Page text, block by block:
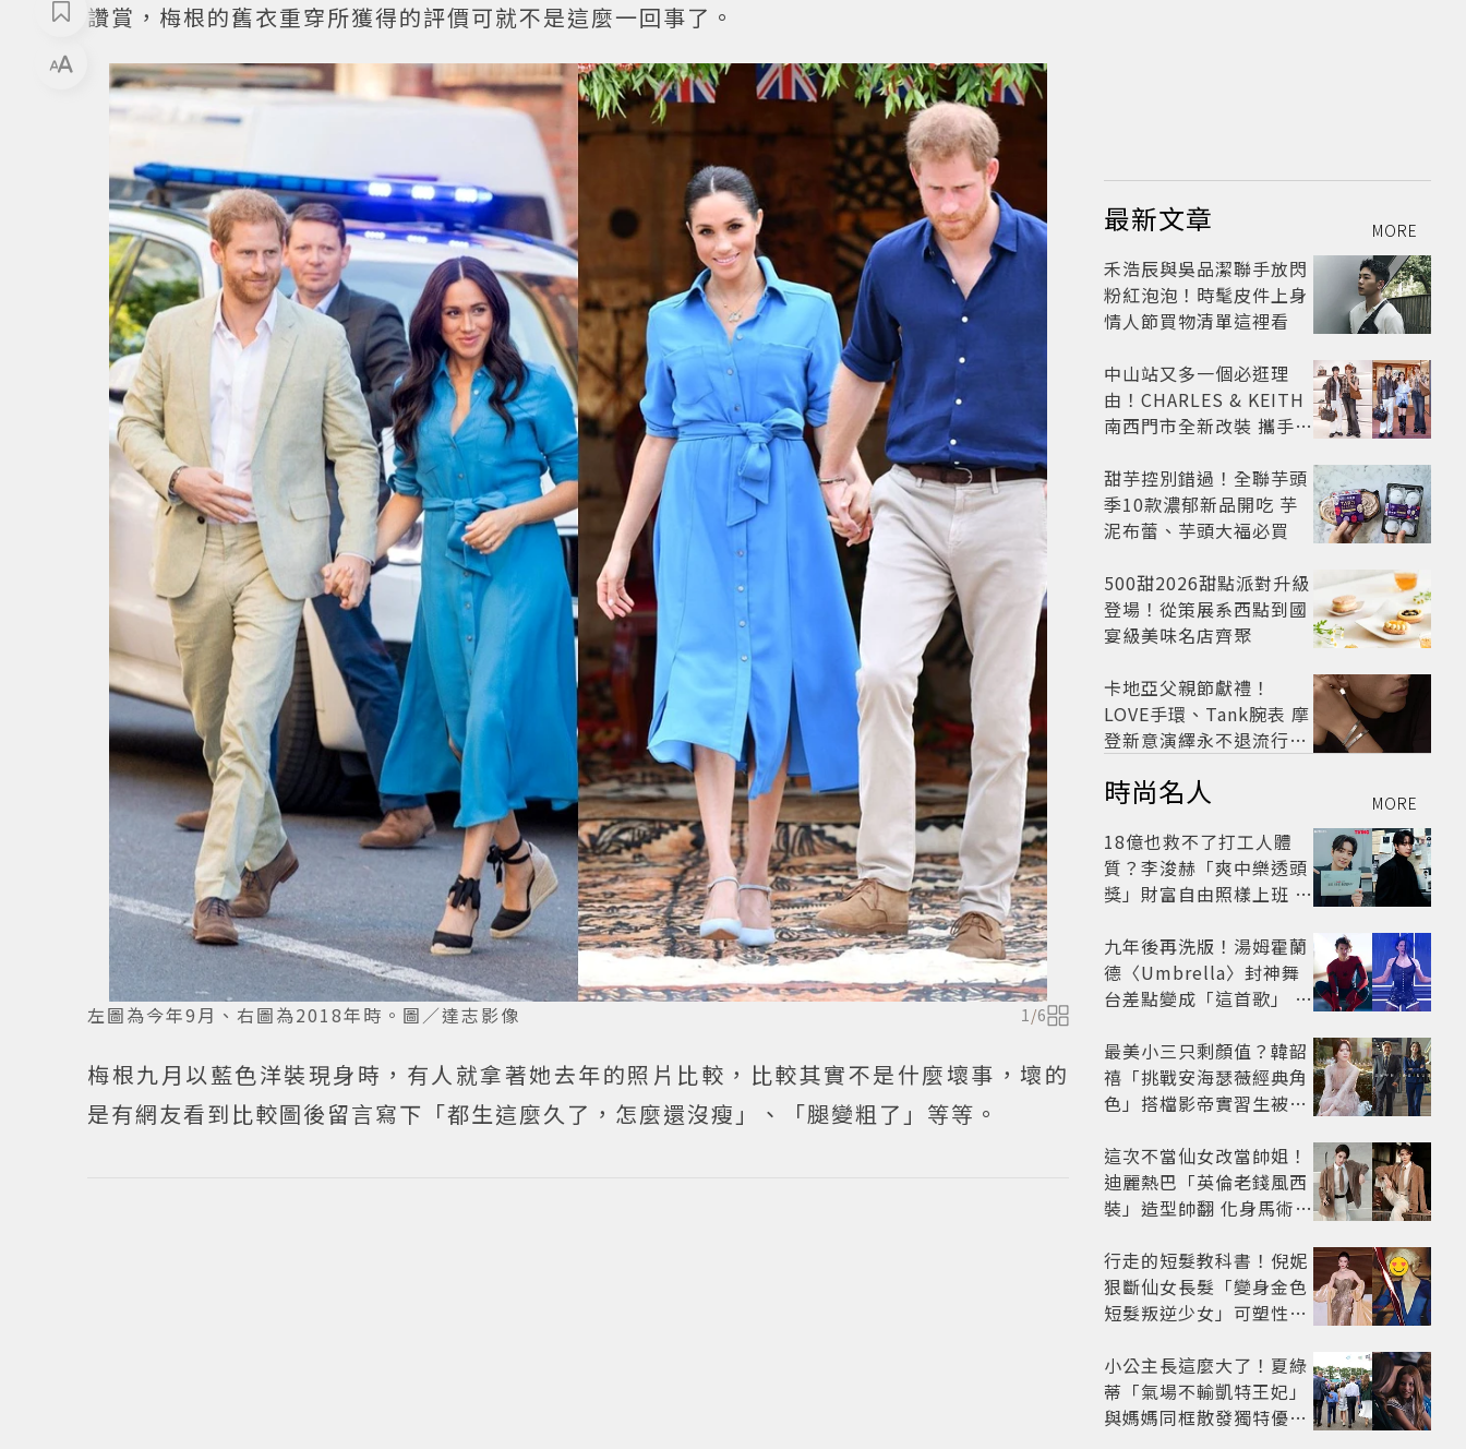
讚賞，梅根的舊衣重穿所獲得的評價可就不是這麼一回事了。
左圖為今年9月、右圖為2018年時。圖／達志影像 1/6
梅根九月以藍色洋裝現身時，有人就拿著她去年的照片比較，比較其實不是什麼壞事，壞的
是有網友看到比較圖後留言寫下「都生這麼久了，怎麼還沒瘦」、「腿變粗了」等等。
最新文章 MORE
禾浩辰與吳品潔聯手放閃
粉紅泡泡！時髦皮件上身
情人節買物清單這裡看
中山站又多一個必逛理
由！CHARLES & KEITH
南西門市全新改裝 攜手
季時尚
甜芋控別錯過！全聯芋頭
季10款濃郁新品開吃 芋
泥布蕾、芋頭大福必買
500甜2026甜點派對升級
登場！從策展系西點到國
宴級美味名店齊聚
卡地亞父親節獻禮！
LOVE手環、Tank腕表 摩
登新意演繹永不退流行經
時尚名人 MORE
18億也救不了打工人體
質？李浚赫「爽中樂透頭
獎」財富自由照樣上班 西
九年後再洗版！湯姆霍蘭
德〈Umbrella〉封神舞
台差點變成「這首歌」 造
開
最美小三只剩顏值？韓韶
禧「挑戰安海瑟薇經典角
色」搭檔影帝實習生被
這次不當仙女改當帥姐！
迪麗熱巴「英倫老錢風西
裝」造型帥翻 化身馬術師
行走的短髮教科書！倪妮
狠斷仙女長髮「變身金色
短髮叛逆少女」可塑性超
小公主長這麼大了！夏綠
蒂「氣場不輸凱特王妃」
與媽媽同框散發獨特優雅